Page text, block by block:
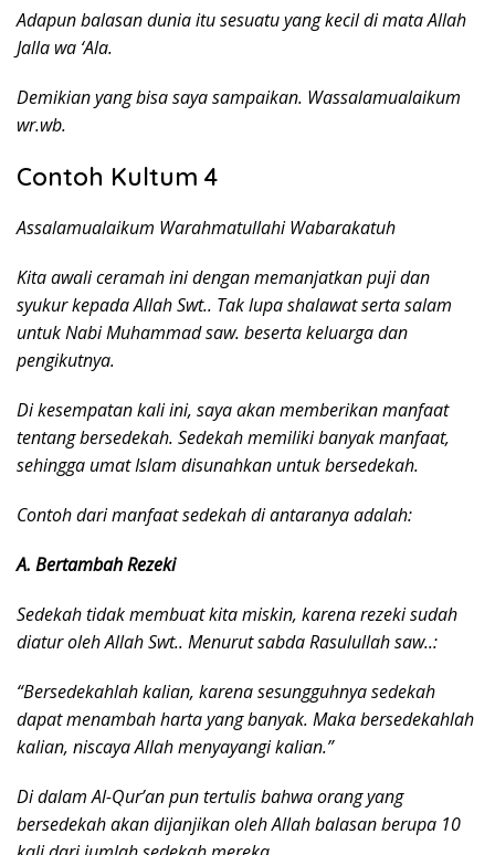
Adapun balasan dunia itu sesuatu yang kecil di mata Allah
Jalla wa ‘Ala.
Demikian yang bisa saya sampaikan. Wassalamualaikum
wr.wb.
Contoh Kultum 4
Assalamualaikum Warahmatullahi Wabarakatuh
Kita awali ceramah ini dengan memanjatkan puji dan
syukur kepada Allah Swt.. Tak lupa shalawat serta salam
untuk Nabi Muhammad saw. beserta keluarga dan
pengikutnya.
Di kesempatan kali ini, saya akan memberikan manfaat
tentang bersedekah. Sedekah memiliki banyak manfaat,
sehingga umat Islam disunahkan untuk bersedekah.
Contoh dari manfaat sedekah di antaranya adalah:
A. Bertambah Rezeki
Sedekah tidak membuat kita miskin, karena rezeki sudah
diatur oleh Allah Swt.. Menurut sabda Rasulullah saw..:
“Bersedekahlah kalian, karena sesungguhnya sedekah
dapat menambah harta yang banyak. Maka bersedekahlah
kalian, niscaya Allah menyayangi kalian.”
Di dalam Al-Qur’an pun tertulis bahwa orang yang
bersedekah akan dijanjikan oleh Allah balasan berupa 10